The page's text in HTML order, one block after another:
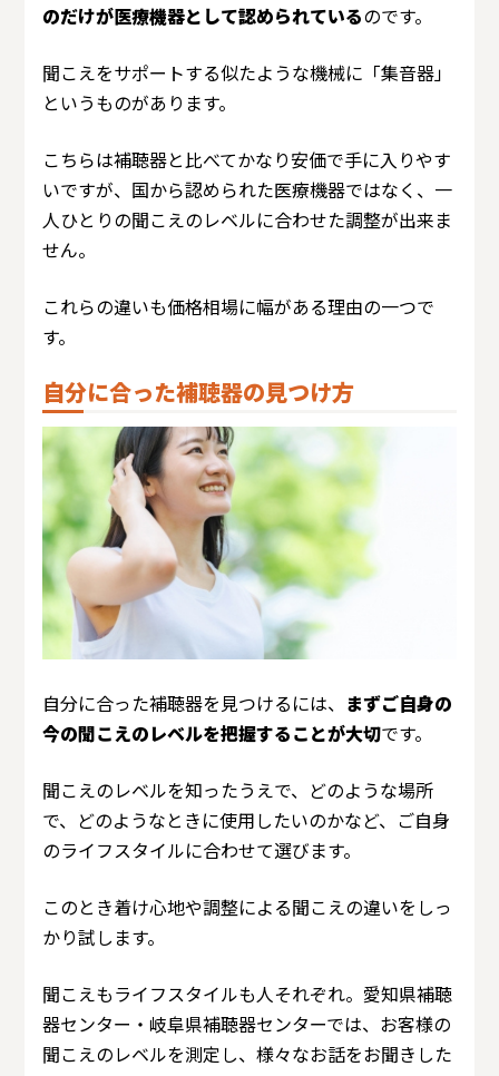
のだけが医療機器として認められているのです。
聞こえをサポートする似たような機械に「集音器」
というものがあります。
こちらは補聴器と比べてかなり安価で手に入りやす
いですが、国から認められた医療機器ではなく、一
人ひとりの聞こえのレベルに合わせた調整が出来ま
せん。
これらの違いも価格相場に幅がある理由の一つで
す。
自分に合った補聴器の見つけ方
自分に合った補聴器を見つけるには、 まずご自身の
今の聞こえのレベルを把握することが大切です。
聞こえのレベルを知ったうえで、どのような場所
で、どのようなときに使用したいのかなど、ご自身
のライフスタイルに合わせて選びます。
このとき着け心地や調整による聞こえの違いをしっ
かり試します。
聞こえもライフスタイルも人それぞれ。愛知県補聴
器センター・岐阜県補聴器センターでは、お客様の
聞こえのレベルを測定し、様々なお話をお聞きした